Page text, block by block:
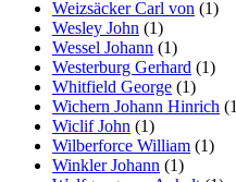
Weizsäcker Carl von (1)
Wesley John (1)
Wessel Johann (1)
Westerburg Gerhard (1)
Whitfield George (1)
Wichern Johann Hinrich
Wiclif John (1)
Wilberforce William (1)
Winkler Johann (1)